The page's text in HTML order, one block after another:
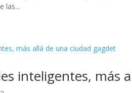
las...
inteligentes, más